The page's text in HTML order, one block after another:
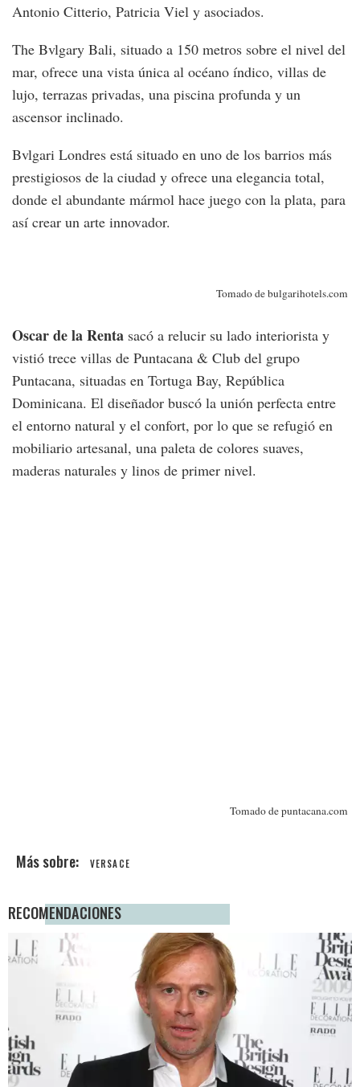
Antonio Citterio, Patricia Viel y asociados.
The Bvlgary Bali, situado a 150 metros sobre el nivel del
mar, ofrece una vista única al océano índico, villas de
lujo, terrazas privadas, una piscina profunda y un
ascensor inclinado.
Bvlgari Londres está situado en uno de los barrios más
prestigiosos de la ciudad y ofrece una elegancia total,
donde el abundante mármol hace juego con la plata, para
así crear un arte innovador.
Tomado de bulgarihotels.com
Oscar de la Renta sacó a relucir su lado interiorista y
vistió trece villas de Puntacana & Club del grupo
Puntacana, situadas en Tortuga Bay, República
Dominicana. El diseñador buscó la unión perfecta entre
el entorno natural y el confort, por lo que se refugió en
mobiliario artesanal, una paleta de colores suaves,
maderas naturales y linos de primer nivel.
Tomado de puntacana.com
VERSACE
RECOMENDACIONES